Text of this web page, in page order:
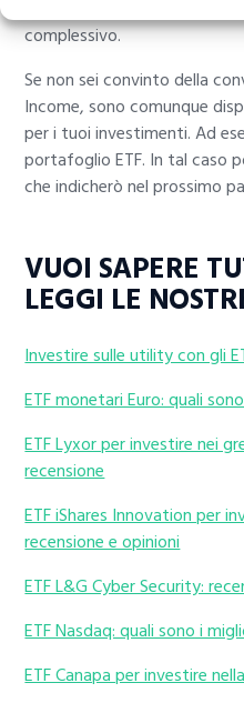
complessivo.
Se non sei convinto della
Income, sono comunque
per i tuoi investimenti. Ad
portafoglio ETF. In tal caso
che indicherò nel prossimo
VUOI SAPERE
LEGGI LE
Investire sulle utility con gli
ETF monetari Euro: quali
ETF Lyxor per investire nei
recensione
ETF iShares Innovation per
recensione e opinioni
ETF L&G Cyber Security:
ETF Nasdaq: quali sono i
ETF Canapa per investire